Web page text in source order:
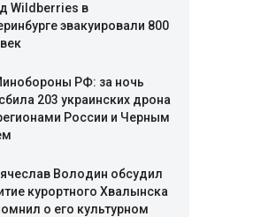
Wildberries в
эвакуировали 800
РФ: за ночь
203 украинских дрона
России и Черным
Володин обсудил
курортного Хвалынска
о его культурном